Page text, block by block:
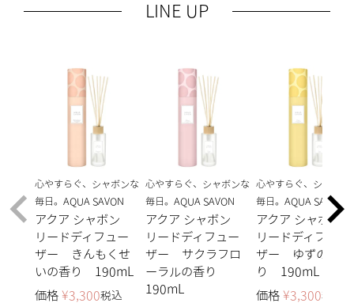
LINE UP
心やすらぐ、シャボンな
毎日。AQUA SAVON
アクア シャボン
リードディフュー
ザー きんもくせ
いの香り 190mL
価格 ¥3,300税込
心やすらぐ、シャボンな
毎日。AQUA SAVON
アクア シャボン
リードディフュー
ザー サクラフロ
ーラルの香り
190mL
心やすらぐ、シャボン
毎日。AQUA SAVON
アクア シャボン
リードディフュー
ザー ゆずの香
り 190mL
価格 ¥3,300税込